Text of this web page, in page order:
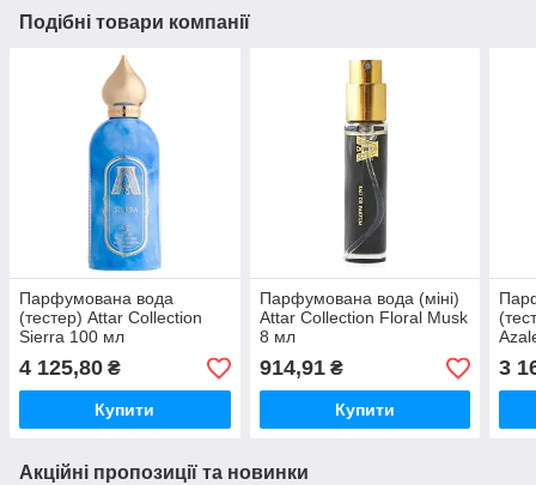
Подібні товари компанії
Парфумована вода
(тестер) Attar Collection
Sierra 100 мл
4 125,80 ₴
Купити
Парфумована вода (міні)
Attar Collection Floral Musk
8 мл
914,91₴
Купити
3
Акційні пропозиції та новинки